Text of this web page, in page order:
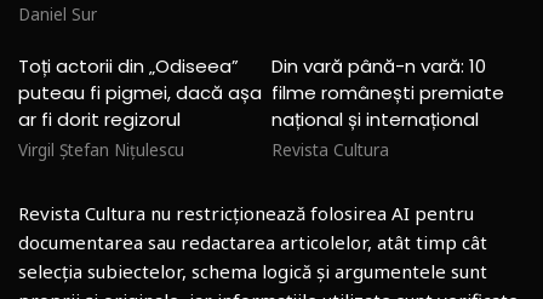
Daniel Sur
Toți actorii din „Odiseea”
puteau fi pigmei, dacă așa
ar fi dorit regizorul
Virgil Ștefan Nițulescu
Din vară până-n vară: 10
filme românești premiate
național și internațional
Revista Cultura
Revista Cultura nu restricționează folosirea AI pentru
documentarea sau redactarea articolelor, atât timp cât
selecția subiectelor, schema logică și argumentele sunt